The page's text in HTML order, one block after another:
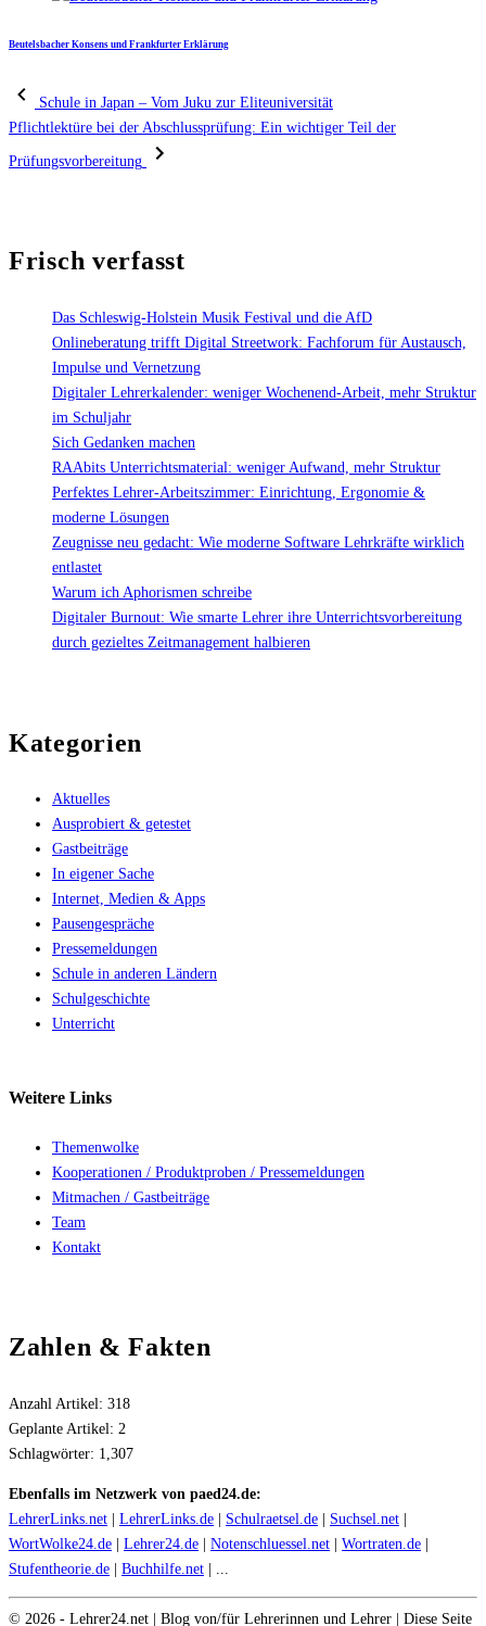
Beutelsbacher Konsens und Frankfurter Erklärung
Schule in Japan – Vom Juku zur Eliteuniversität
Pflichtlektüre bei der Abschlussprüfung: Ein wichtiger Teil der
Prüfungsvorbereitung
Frisch verfasst
Das Schleswig-Holstein Musik Festival und die AfD
Onlineberatung trifft Digital Streetwork: Fachforum für Austausch,
Impulse und Vernetzung
Digitaler Lehrerkalender: weniger Wochenend-Arbeit, mehr Struktur
im Schuljahr
Sich Gedanken machen
RAAbits Unterrichtsmaterial: weniger Aufwand, mehr Struktur
Perfektes Lehrer-Arbeitszimmer: Einrichtung, Ergonomie &
moderne Lösungen
Zeugnisse neu gedacht: Wie moderne Software Lehrkräfte wirklich
entlastet
Warum ich Aphorismen schreibe
Digitaler Burnout: Wie smarte Lehrer ihre Unterrichtsvorbereitung
durch gezieltes Zeitmanagement halbieren
Kategorien
Aktuelles
Ausprobiert & getestet
Gastbeiträge
In eigener Sache
Internet, Medien & Apps
Pausengespräche
Pressemeldungen
Schule in anderen Ländern
Schulgeschichte
Unterricht
Weitere Links
Themenwolke
Kooperationen / Produktproben / Pressemeldungen
Mitmachen / Gastbeiträge
Team
Kontakt
Zahlen & Fakten
Anzahl Artikel: 318
Geplante Artikel: 2
Schlagwörter: 1,307
Ebenfalls im Netzwerk von paed24.de:
LehrerLinks.net
LehrerLinks.de Schulraetsel.de Suchsel.net
WortWolke24.de
Lehrer24.de Notenschluessel.net Wortraten.de
Stufentheorie.de
Buchhilfe.net
© 2026 - Lehrer24.net | Blog von/für Lehrerinnen und Lehrer | Diese Seite